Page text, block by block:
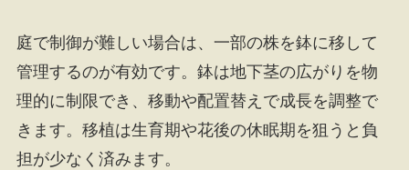
庭で制御が難しい場合は、一部の株を鉢に移して
管理するのが有効です。鉢は地下茎の広がりを物
理的に制限でき、移動や配置替えで成長を調整で
きます。移植は生育期や花後の休眠期を狙うと負
担が少なく済みます。